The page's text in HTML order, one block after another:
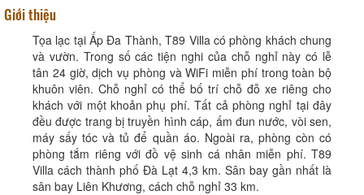
Giới thiệu
Tọa lạc tại Ấp Ða Thành, T89 Villa có phòng khách chung
và vườn. Trong số các tiện nghi của chỗ nghỉ này có lễ
tân 24 giờ, dịch vụ phòng và WiFi miễn phí trong toàn bộ
khuôn viên. Chỗ nghỉ có thể bố trí chỗ đỗ xe riêng cho
khách với một khoản phụ phí. Tất cả phòng nghỉ tại đây
đều được trang bị truyền hình cáp, ấm đun nước, vòi sen,
máy sấy tóc và tủ để quần áo. Ngoài ra, phòng còn có
phòng tắm riêng với đồ vệ sinh cá nhân miễn phí. T89
Villa cách thành phố Đà Lạt 4,3 km. Sân bay gần nhất là
sân bay Liên Khương, cách chỗ nghỉ 33 km.